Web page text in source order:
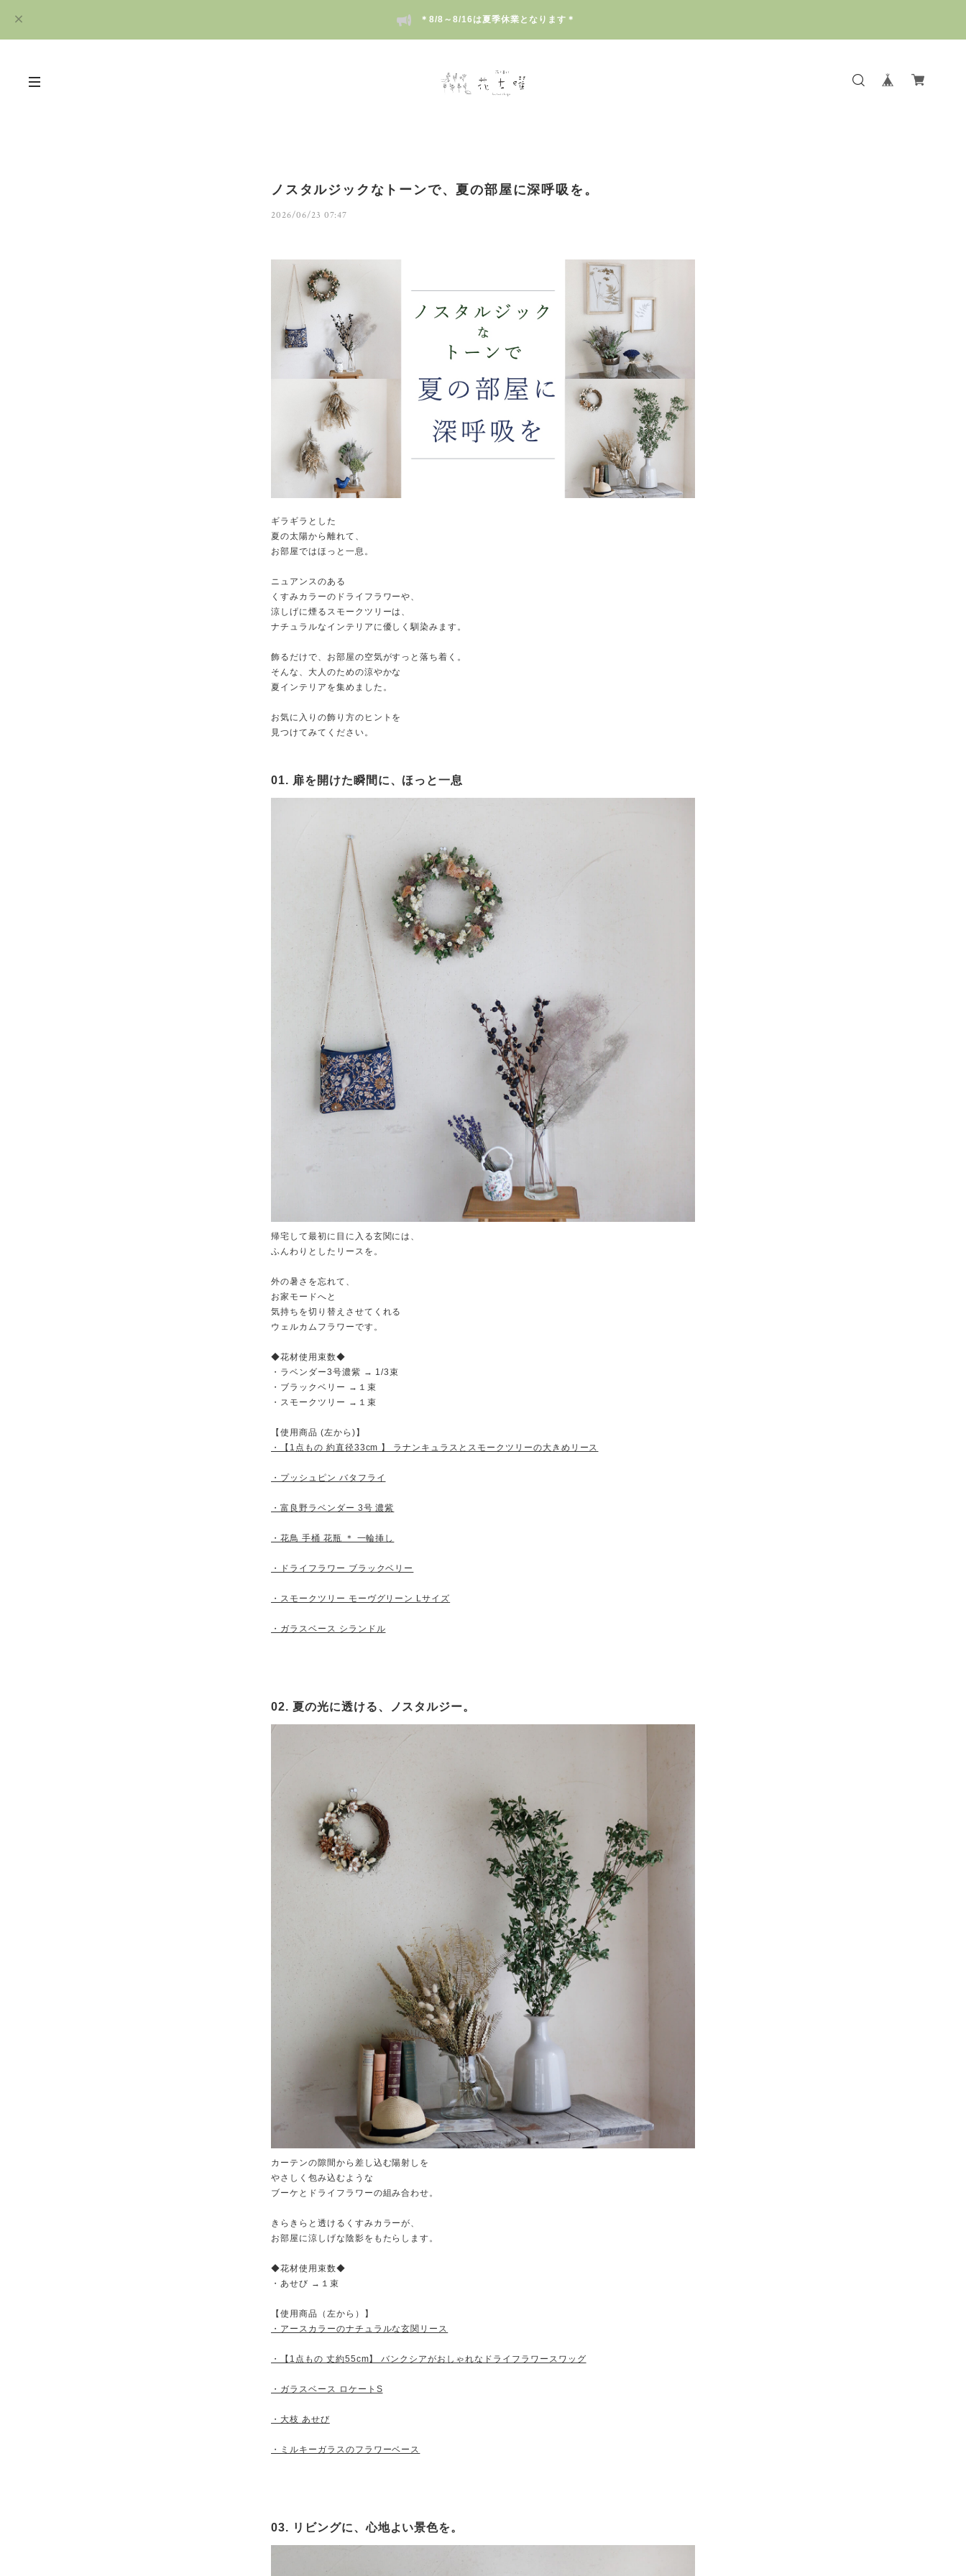
＊8/8～8/16は夏季休業となります＊
ノスタルジックなトーンで、夏の部屋に深呼吸を。
2026/06/23 07:47
ギラギラとした
夏の太陽から離れて、
お部屋ではほっと一息。
ニュアンスのある
くすみカラーのドライフラワーや、
涼しげに煙るスモークツリーは、
ナチュラルなインテリアに優しく馴染みます。
飾るだけで、お部屋の空気がすっと落ち着く。
そんな、大人のための涼やかな
夏インテリアを集めました。
お気に入りの飾り方のヒントを
見つけてみてください。
01. 扉を開けた瞬間に、ほっと一息
帰宅して最初に目に入る玄関には、
ふんわりとしたリースを。
外の暑さを忘れて、
お家モードへと
気持ちを切り替えさせてくれる
ウェルカムフラワーです。
◆花材使用束数◆
・ラベンダー3号濃紫 → 1/3束
・ブラックベリー →１束
・スモークツリー →１束
【使用商品 (左から)】
・【1点もの 約直径33cm 】 ラナンキュラスとスモークツリーの大きめリース
・プッシュピン バタフライ
・富良野ラベンダー 3号 濃紫
・花鳥 手桶 花瓶 ＊ 一輪挿し
・ドライフラワー ブラックベリー
・スモークツリー モーヴグリーン Lサイズ
・ガラスベース シランドル
02. 夏の光に透ける、ノスタルジー。
カーテンの隙間から差し込む陽射しを
やさしく包み込むような
ブーケとドライフラワーの組み合わせ。
きらきらと透けるくすみカラーが、
お部屋に涼しげな陰影をもたらします。
◆花材使用束数◆
・あせび →１束
【使用商品（左から）】
・アースカラーのナチュラルな玄関リース
・【1点もの 丈約55cm】 バンクシアがおしゃれなドライフラワースワッグ
・ガラスベース ロケートS
・大枝 あせび
・ミルキーガラスのフラワーベース
03. リビングに、心地よい景色を。